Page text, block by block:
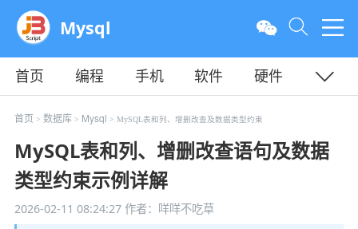
Mysql
首页 编程 手机 软件
硬件
教程
平面 服务器
首页 > 数据库> Mysql > MySQL表和列、增删改查及数据类型约束
MySQL表和列、增删改查语句及数据
类型约束示例详解
2026-02-11 08:24:27作者：咩咩不吃草